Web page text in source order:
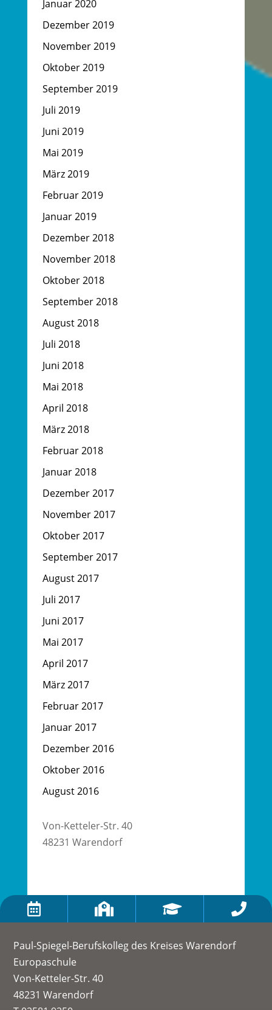
Januar 2020
Dezember 2019
November 2019
Oktober 2019
September 2019
Juli 2019
Juni 2019
Mai 2019
März 2019
Februar 2019
Januar 2019
Dezember 2018
November 2018
Oktober 2018
September 2018
August 2018
Juli 2018
Juni 2018
Mai 2018
April 2018
März 2018
Februar 2018
Januar 2018
Dezember 2017
November 2017
Oktober 2017
September 2017
August 2017
Juli 2017
Juni 2017
Mai 2017
April 2017
März 2017
Februar 2017
Januar 2017
Dezember 2016
Oktober 2016
August 2016
Von-Ketteler-Str. 40
48231 Warendorf
   
Paul-Spiegel-Berufskolleg des Kreises Warendorf
Europaschule
Von-Ketteler-Str. 40
48231 Warendorf